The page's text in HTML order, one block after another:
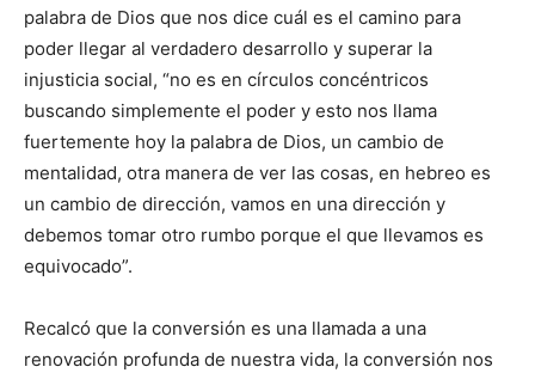
palabra de Dios que nos dice cuál es el camino para
poder llegar al verdadero desarrollo y superar la
injusticia social, “no es en círculos concéntricos
buscando simplemente el poder y esto nos llama
fuertemente hoy la palabra de Dios, un cambio de
mentalidad, otra manera de ver las cosas, en hebreo es
un cambio de dirección, vamos en una dirección y
debemos tomar otro rumbo porque el que llevamos es
equivocado”.
Recalcó que la conversión es una llamada a una
renovación profunda de nuestra vida, la conversión nos